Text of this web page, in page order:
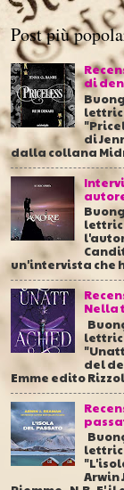
Post più
di
di
dalla collana
un'intervista che
Nella
del
Emme edito
Arwin